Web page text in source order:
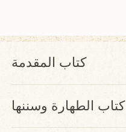
كتاب المقدمة
كتاب الطهارة وسننها